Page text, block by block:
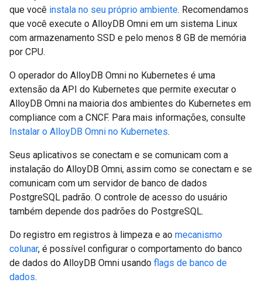
que você instala no seu próprio ambiente. Recomendamos
que você execute o AlloyDB Omni em um sistema Linux
com armazenamento SSD e pelo menos 8 GB de memória
por CPU.
O operador do AlloyDB Omni no Kubernetes é uma
extensão da API do Kubernetes que permite executar o
AlloyDB Omni na maioria dos ambientes do Kubernetes em
compliance com a CNCF. Para mais informações, consulte
Instalar o AlloyDB Omni no Kubernetes.
Seus aplicativos se conectam e se comunicam com a
instalação do AlloyDB Omni, assim como se conectam e se
comunicam com um servidor de banco de dados
PostgreSQL padrão. O controle de acesso do usuário
também depende dos padrões do PostgreSQL.
Do registro em registros à limpeza e ao mecanismo
colunar, é possível configurar o comportamento do banco
de dados do AlloyDB Omni usando flags de banco de
dados.